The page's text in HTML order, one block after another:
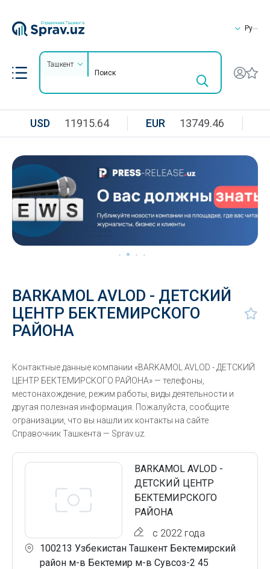
Ру
Ташкент
USD 11915.64 EUR 13749.46
BARKAMOL AVLOD - ДЕТСКИЙ
ЦЕНТР БЕКТЕМИРСКОГО
РАЙОНА
Контактные данные компании «BARKAMOL AVLOD - ДЕТСКИЙ
ЦЕНТР БЕКТЕМИРСКОГО РАЙОНА» — телефоны,
местонахождение, режим работы, виды деятельности и
другая полезная информация. Пожалуйста, сообщите
огранизации, что вы нашли их контакты на сайте
Справочник Ташкента — Sprav.uz.
BARKAMOL AVLOD -
ДЕТСКИЙ ЦЕНТР
БЕКТЕМИРСКОГО
РАЙОНА
с 2022 года
100213 Узбекистан Ташкент Бектемирский
район м-в Бектемир м-в Сувсоз-2 45